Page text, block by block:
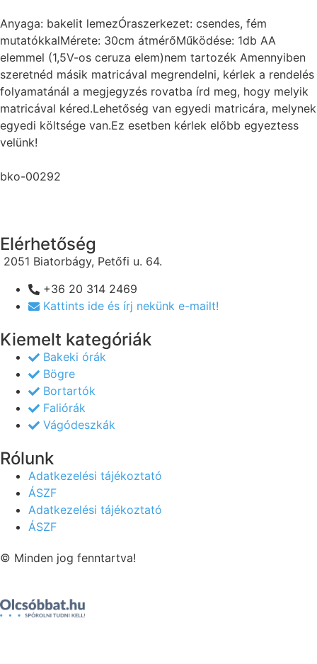
Anyaga: bakelit lemezÓraszerkezet: csendes, fém
mutatókkalMérete: 30cm átmérőMűködése: 1db AA
elemmel (1,5V-os ceruza elem)nem tartozék Amennyiben
szeretnéd másik matricával megrendelni, kérlek a rendelés
folyamatánál a megjegyzés rovatba írd meg, hogy melyik
matricával kéred.Lehetőség van egyedi matricára, melynek
egyedi költsége van.Ez esetben kérlek előbb egyeztess
velünk!
bko-00292
Elérhetőség
2051 Biatorbágy, Petőfi u. 64.
+36 20 314 2469
Kattints ide és írj nekünk e-mailt!
Kiemelt kategóriák
Bakeki órák
Bögre
Bortartók
Faliórák
Vágódeszkák
Rólunk
Adatkezelési tájékoztató
ÁSZF
Adatkezelési tájékoztató
ÁSZF
© Minden jog fenntartva!